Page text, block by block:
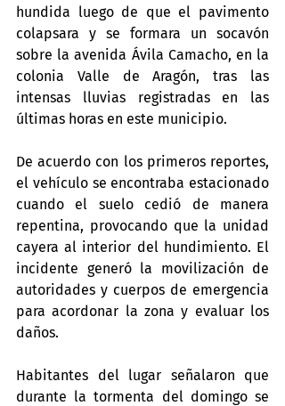
hundida luego de que el pavimento
colapsara y se formara un socavón
sobre la avenida Ávila Camacho, en la
colonia Valle de Aragón, tras las
intensas lluvias registradas en las
últimas horas en este municipio.
De acuerdo con los primeros reportes,
el vehículo se encontraba estacionado
cuando el suelo cedió de manera
repentina, provocando que la unidad
cayera al interior del hundimiento. El
incidente generó la movilización de
autoridades y cuerpos de emergencia
para acordonar la zona y evaluar los
daños.
Habitantes del lugar señalaron que
durante la tormenta del domingo se